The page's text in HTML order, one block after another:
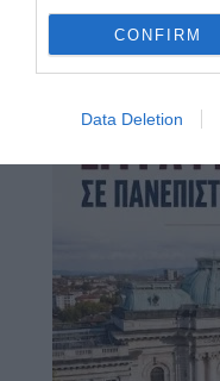
CONFIRM
Data Deletion